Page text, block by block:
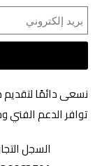
نسعى دائمًا
توافر الدعم الفني
السجل